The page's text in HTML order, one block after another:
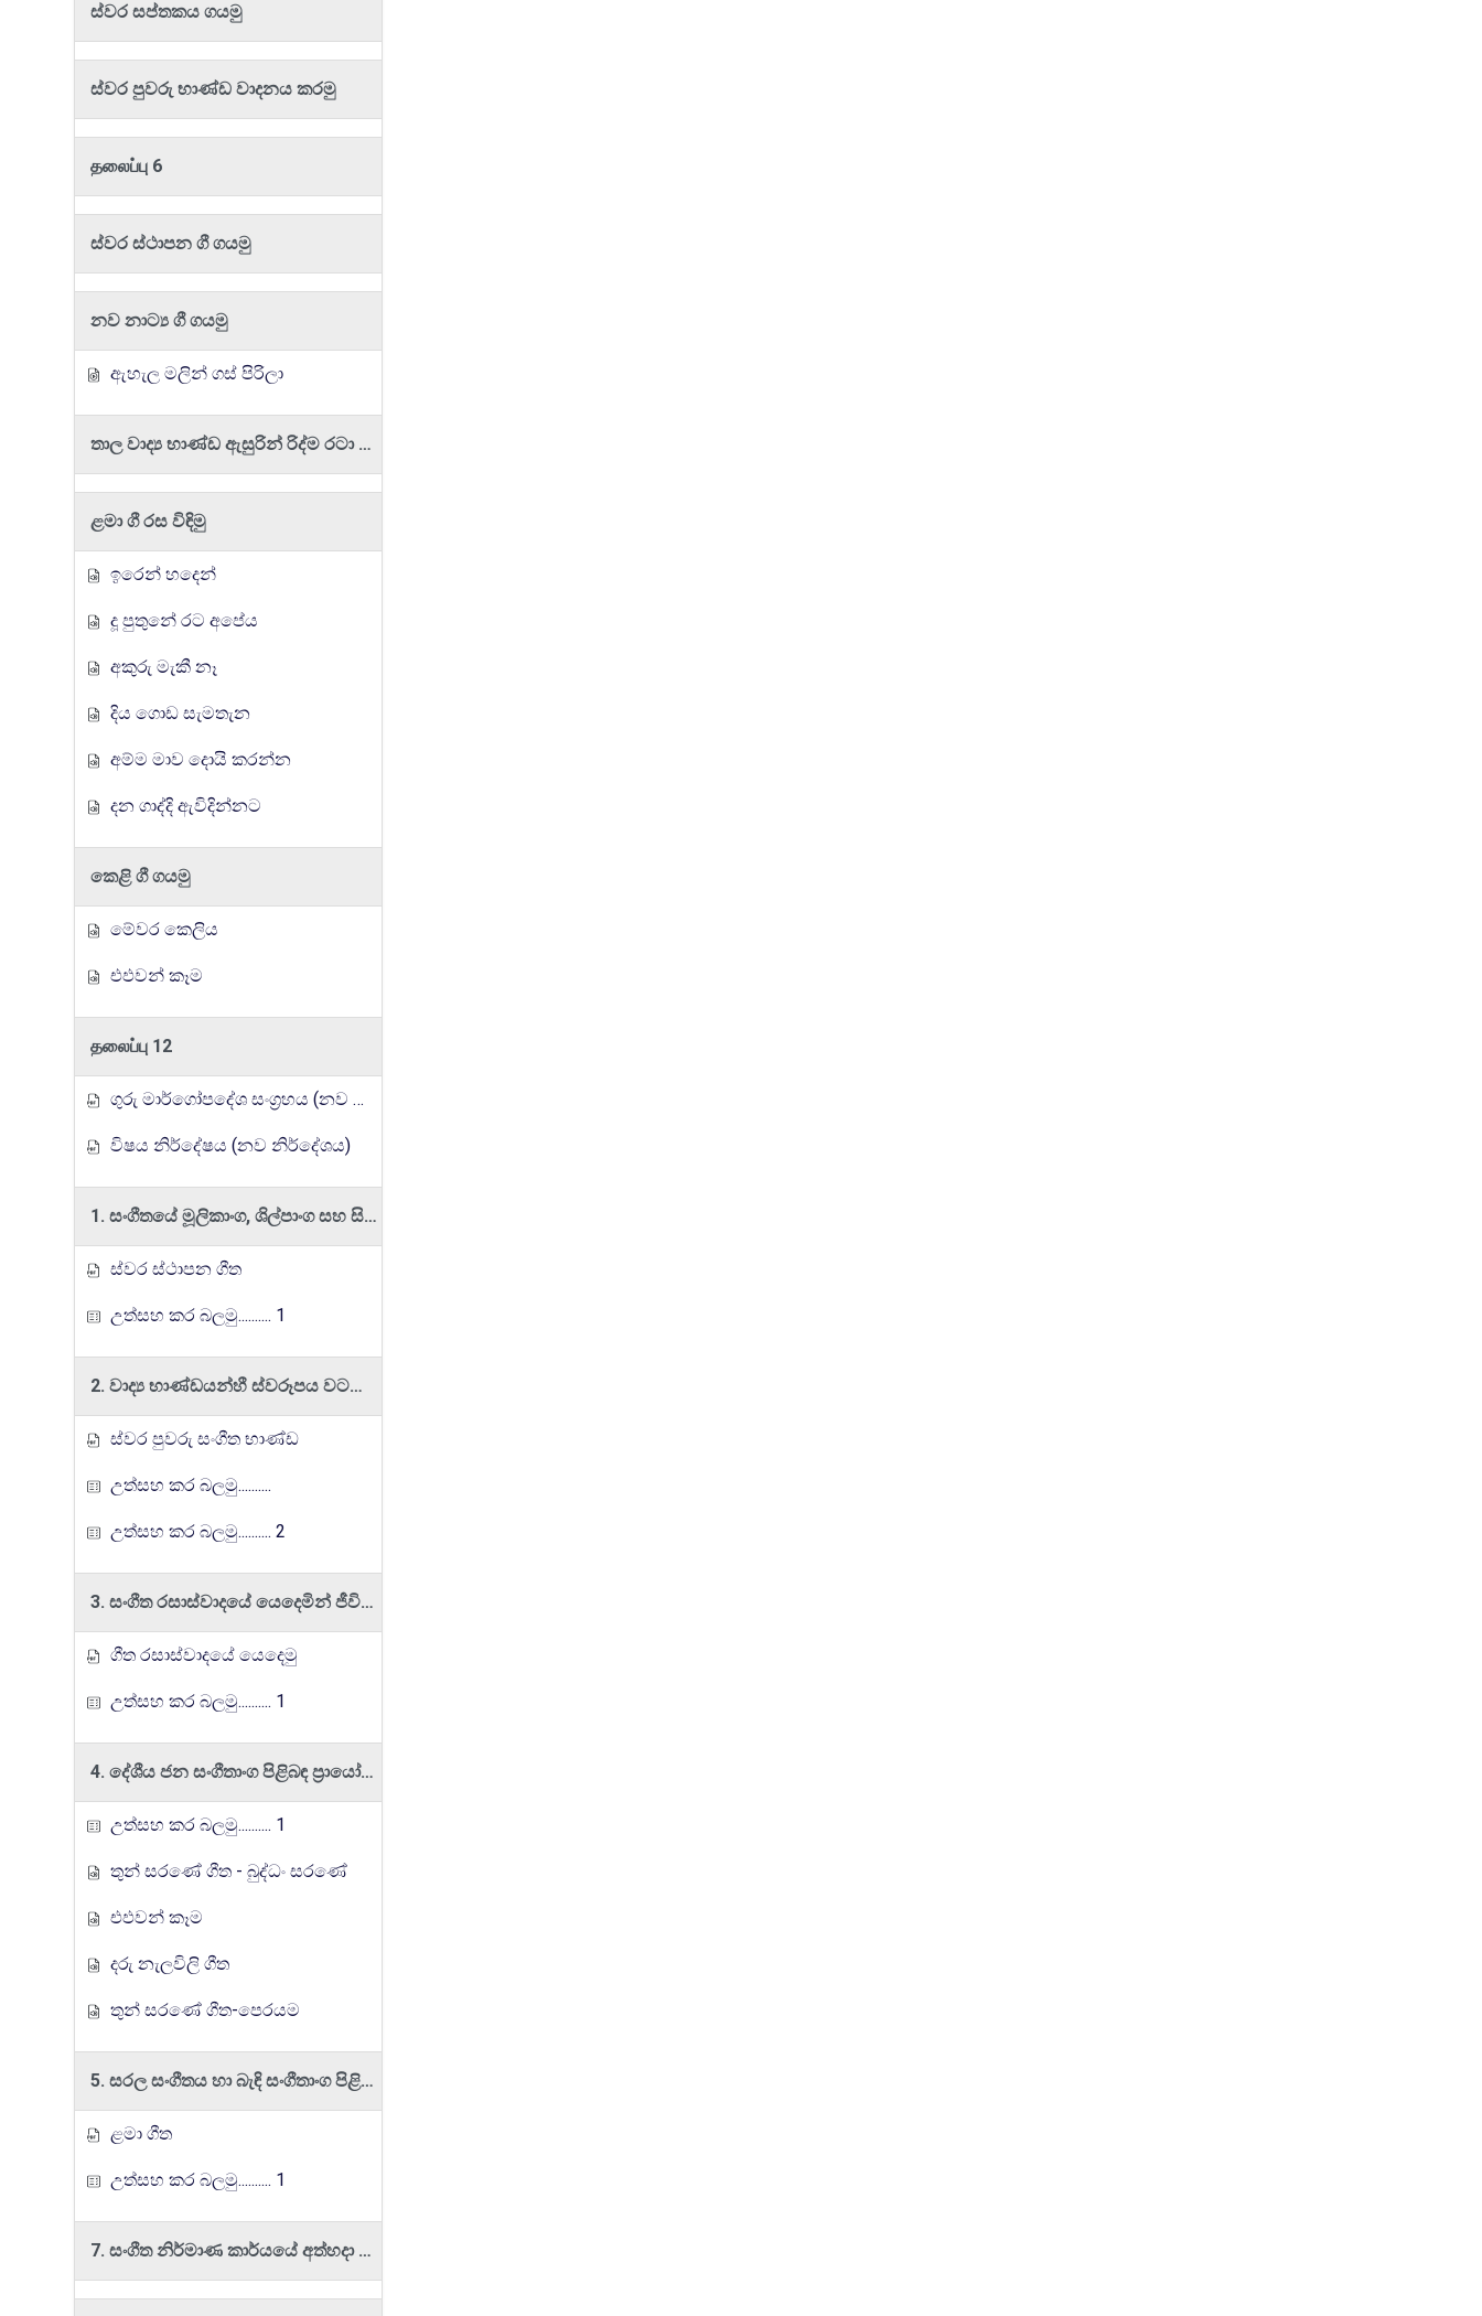
ස්වර සප්තකය ගයමු
ස්වර පුවරු භාණ්ඩ වාදනය කරමු
தலைப்பு 6
ස්වර ස්ථාපන ගී ගයමු
නව නාට්‍ය ගී ගයමු
ඇහැල මලින් ගස් පිරිලා
තාල වාද්‍ය භාණ්ඩ ඇසුරින් රිද්ම රටා වයමු
ළමා ගී රස විඳිමු
ඉරෙන් හදෙන්
දූ පුතුනේ රට අපේය
අකුරු මැකී නෑ
දිය ගොඩ සැමතැන
අම්ම මාව දොයි කරන්න
දන ගාද්දි ඇවිදින්නට
කෙළි ගී ගයමු
මේවර කෙලිය
එඵවන් කෑම
தலைப்பு 12
ගුරු මාර්ගෝපදේශ සංග්‍රහය (නව නිර්දේශය)
විෂය නිර්දේෂය (නව නිර්දේශය)
1. සංගීතයේ මූලිකාංග, ශිල්පාංග සහ සිද්ධාන්ත හඳුනාගනිමීන් ප්‍රායෝගික හැකියා ප්‍රදර්ශනය කරයි.
ස්වර ස්ථාපන ගීත
උත්සහ කර බලමු.......... 1
2. වාද්‍ය භාණ්ඩයන්හී ස්වරූපය වටහා ගනිමින් වාදන හැකියාව ප්‍රදර්ශනය කරයි.
ස්වර පුවරු සංගීත භාණ්ඩ
උත්සහ කර බලමු..........
උත්සහ කර බලමු.......... 2
3. සංගීත රසාස්වාදයේ යෙදෙමින් ජීවිතයේ වින්දනීය අවස්ථා හා බැඳි මානසික තත්ත්වයන් ලඟාකර ගැනීමට හුරුවෙයි.
ගීත රසාස්වාදයේ යෙදෙමු
උත්සහ කර බලමු.......... 1
4. දේශීය ජන සංගීතාංග පිළිබඳ ප්‍රායෝගික හැකියා වර්ධනය කරගනිමීන් සංස්කෘතික උරුමයන් රැකගනියි.
උත්සහ කර බලමු.......... 1
තුන් සරණේ ගීත - බුද්ධං සරණේ
එඵවන් කෑම
දරු නැලවිලි ගීත
තුන් සරණේ ගීත-පෙරයම
5. සරල සංගීතය හා බැඳි සංගීතාංග පිළිබඳ අත්දැකීම් ලබයි.
ළමා ගීත
උත්සහ කර බලමු.......... 1
7. සංගීත නිර්මාණ කාර්යයේ අත්හදා බැලීම් කරයි.